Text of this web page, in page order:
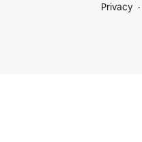
Privacy